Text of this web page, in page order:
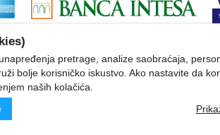
pretrage, analize saobraćaja,
bolje korisničko iskustvo. Ako nastavite da
naših kolačića.